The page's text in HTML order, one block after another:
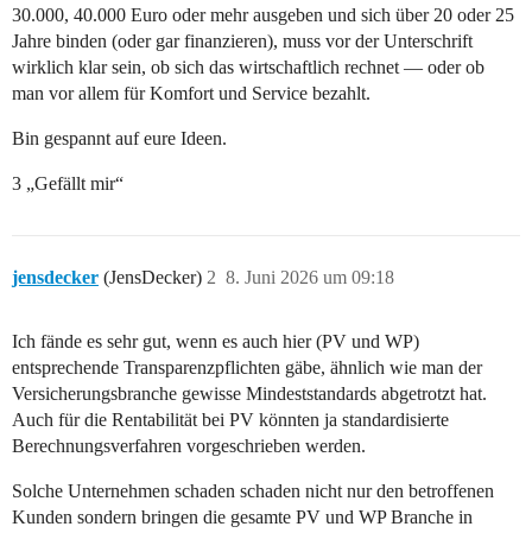
30.000, 40.000 Euro oder mehr ausgeben und sich über 20 oder 25
Jahre binden (oder gar finanzieren), muss vor der Unterschrift
wirklich klar sein, ob sich das wirtschaftlich rechnet — oder ob
man vor allem für Komfort und Service bezahlt.
Bin gespannt auf eure Ideen.
3 „Gefällt mir“
jensdecker (JensDecker) 8. Juni 2026 um 09:18
2
Ich fände es sehr gut, wenn es auch hier (PV und WP)
entsprechende Transparenzpflichten gäbe, ähnlich wie man der
Versicherungsbranche gewisse Mindeststandards abgetrotzt hat.
Auch für die Rentabilität bei PV könnten ja standardisierte
Berechnungsverfahren vorgeschrieben werden.
Solche Unternehmen schaden schaden nicht nur den betroffenen
Kunden sondern bringen die gesamte PV und WP Branche in